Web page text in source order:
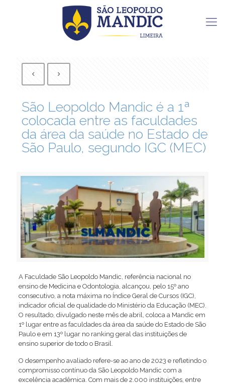
São Leopoldo Mandic é a 1ª
colocada entre as faculdades
da área da saúde no Estado de
São Paulo, segundo IGC (MEC)
A Faculdade São Leopoldo Mandic, referência nacional no
ensino de Medicina e Odontologia, alcançou, pelo 15º ano
consecutivo, a nota máxima no Índice Geral de Cursos (IGC),
indicador oficial de qualidade do Ministério da Educação (MEC).
O resultado, divulgado neste mês de abril, coloca a Mandic em
1º lugar entre as faculdades da área da saúde do Estado de São
Paulo e em 13º lugar no ranking geral das instituições de
ensino superior de todo o Brasil.
O desempenho avaliado refere-se ao ano de 2023 e refletindo o
compromisso contínuo da São Leopoldo Mandic com a
excelência acadêmica. Com mais de 2.000 instituições, entre